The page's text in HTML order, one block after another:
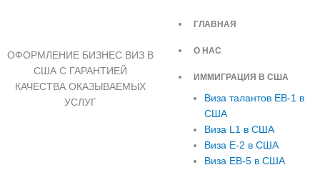
ОФОРМЛЕНИЕ БИЗНЕС ВИЗ В
США С ГАРАНТИЕЙ
КАЧЕСТВА ОКАЗЫВАЕМЫХ
УСЛУГ
ГЛАВНАЯ
О НАС
ИММИГРАЦИЯ В США
Виза талантов EB-1 в
США
Виза L1 в США
Виза E-2 в США
Виза EB-5 в США